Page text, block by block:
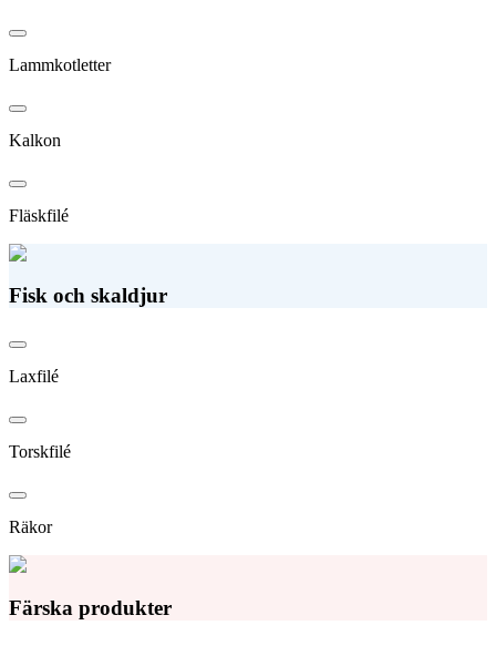
Lammkotletter
Kalkon
Fläskfilé
Fisk och skaldjur
Laxfilé
Torskfilé
Räkor
Färska produkter